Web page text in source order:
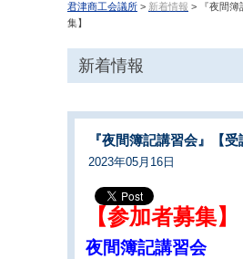
君津商工会議所 > 新着情報 > 『夜間簿
集】
新着情報
『夜間簿記講習会』【受
2023年05月16日
【参加者募集】
夜間簿記講習会